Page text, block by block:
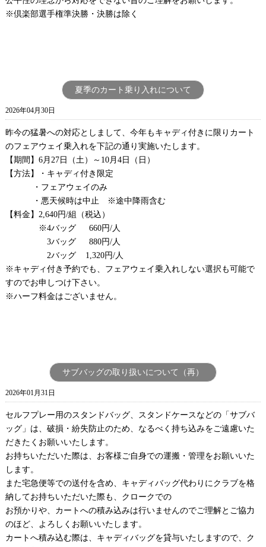
※倶楽部選手権準決勝・決勝は除く
夏季のカート乗り入れについて
2026年04月30日
昨今の猛暑への対応としまして、今年もキャディ付きに限りカート
のフェアウェイ乗入れを下記の通り実施いたします。
【期間】 6月 27日（土）～ 10月 4日（日）
【方法】・キャディ付き限定
・フェアウェイのみ
・悪天候時は中止 ※途中降雨含む
【料金】 2,640円/組（税込）
※4バッグ 660円/人
3バッグ 880円/人
2バッグ 1,320円/人
※キャディ付き予約でも、フェアウェイ乗入れしない選択も可能で
すのでお申しつけ下さい。
※ハーフ料金はございません。
サブバッグの取り扱いについて（再）
2026年01月31日
セルフプレー用のスタンドバッグ、スタンドケースなどの「サブバ
ッグ」は、破損・紛失防止のため、なるべく持ち込みをご遠慮いた
だきたくお願いいたします。
お持ちいただいた際は、お客様ご自身での運搬・管理をお願いいた
します。
また宅急便等での送付を含め、キャディバッグ代わりにクラブを格
納してお持ちいただいた際も、クロークでの
お預かりや、カートへの積み込みは行いませんのでご理解とご協力
のほど、よろしくお願いいたします。
カートへ積み込む際は、キャディバッグを貸与いたしますので、ク